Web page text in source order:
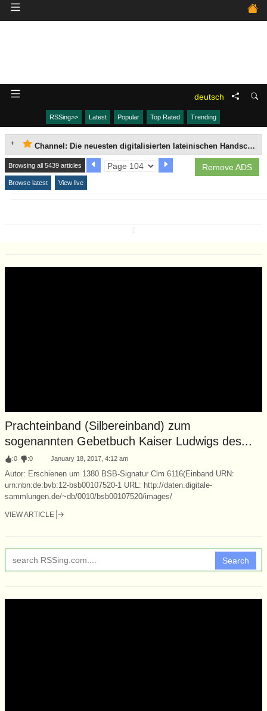
deutsch
RSSing>> Latest Popular Top Rated Trending
Channel: Die neuesten digitalisierten lateinischen Handschriften aus der Bayerischen Staatsbibliothek
Remove ADS
Browsing all 5439 articles
Browse latest View live
Prachteinband (Silbereinband) zum
sogenannten Gebetbuch Kaiser Ludwigs des...
:0 :0 January 18, 2017, 4:12 am
Autor: Erschienen um 1380 BSB-Signatur Clm 6116(Einband URN:
urn:nbn:de:bvb:12-bsb00107520-1 URL: http://daten.digitale-
sammlungen.de/~db/0010/bsb00107520/images/
VIEW ARTICLE
Search